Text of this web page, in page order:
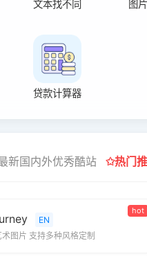
文本找不同 图
贷款计算器
新国内外优秀酷站 ✩热门
hot
EN
图片 支持多种风格定制